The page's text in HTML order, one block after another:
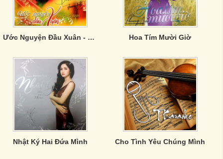
Ước Nguyện Đầu Xuân - Phương Anh Hoa Tím Mười Giờ
Nhật Ký Hai Đứa Mình Cho Tình Yêu Chúng Mình